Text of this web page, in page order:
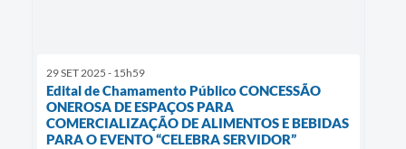
29 SET 2025 - 15h59
Edital de Chamamento Público CONCESSÃO
ONEROSA DE ESPAÇOS PARA
COMERCIALIZAÇÃO DE ALIMENTOS E BEBIDAS
PARA O EVENTO “CELEBRA SERVIDOR”